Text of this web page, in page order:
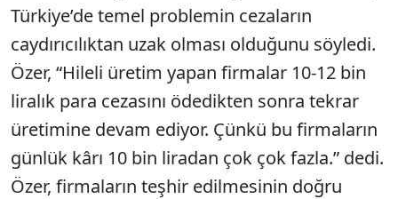
Türkiye’de temel problemin cezaların
caydırıcılıktan uzak olması olduğunu söyledi.
Özer, “Hileli üretim yapan firmalar 10-12 bin
liralık para cezasını ödedikten sonra tekrar
üretimine devam ediyor. Çünkü bu firmaların
günlük kârı 10 bin liradan çok çok fazla.” dedi.
Özer, firmaların teşhir edilmesinin doğru